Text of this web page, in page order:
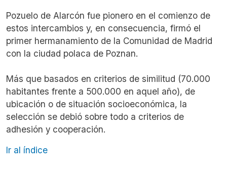
Pozuelo de Alarcón fue pionero en el comienzo de
estos intercambios y, en consecuencia, firmó el
primer hermanamiento de la Comunidad de Madrid
con la ciudad polaca de Poznan.
Más que basados en criterios de similitud (70.000
habitantes frente a 500.000 en aquel año), de
ubicación o de situación socioeconómica, la
selección se debió sobre todo a criterios de
adhesión y cooperación.
Ir al índice